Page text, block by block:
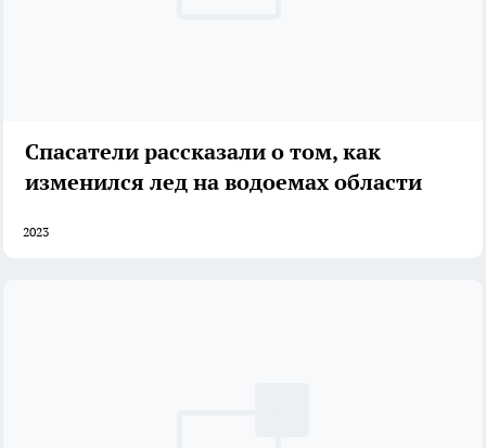
Спасатели рассказали о том, как
изменился лед на водоемах области
2023